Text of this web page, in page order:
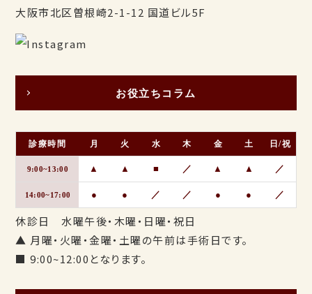
大阪市北区曽根崎2-1-12 国道ビル5F
お役立ちコラム
診療時間 月 火 水 木 金 土 日/祝
9:00~13:00 ▲ ▲ ■ ／ ▲ ▲ ／
14:00~17:00 ● ● ／ ／ ● ● ／
休診日 水曜午後・木曜・日曜・祝日
▲ 月曜・火曜・金曜・土曜の午前は手術日です。
■ 9:00~12:00となります。